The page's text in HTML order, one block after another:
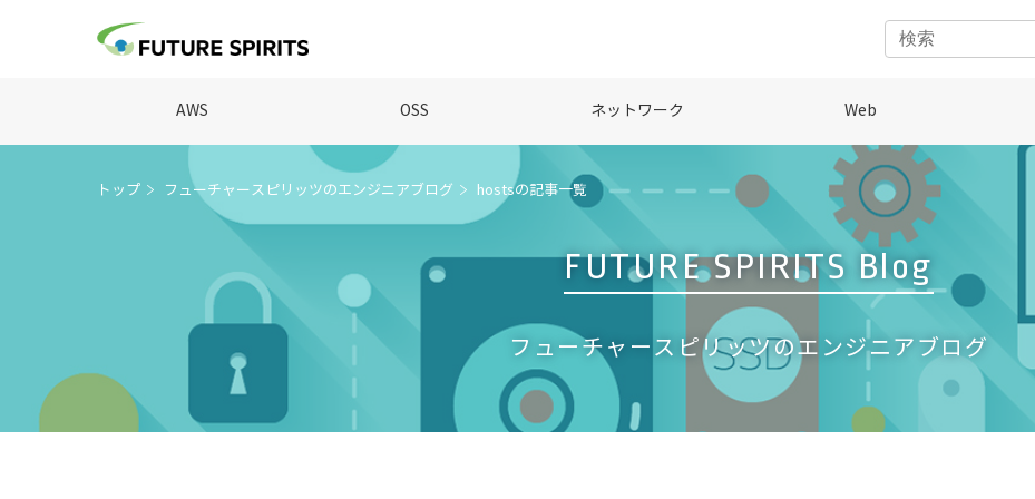
AWS OSS ネットワーク Web
トップ フューチャースピリッツのエンジニアブログ hostsの記事一覧
FUTURE SPIRITS Blog
フューチャースピリッツのエンジニアブログ